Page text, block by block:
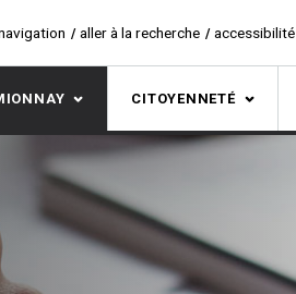
aller à la recherche accessibilité
CITOYENNETÉ